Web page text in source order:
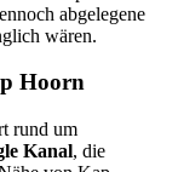
abgelegene
wären.
Hoorn
rund um
Kanal, die